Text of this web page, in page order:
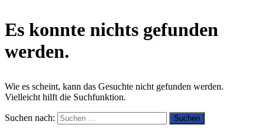
Es konnte nichts gefunden
werden.
Wie es scheint, kann das Gesuchte nicht gefunden werden.
Vielleicht hilft die Suchfunktion.
Suchen nach: